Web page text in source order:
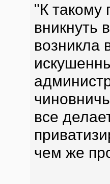
"К такому
вникнуть
возникла
все
чем же